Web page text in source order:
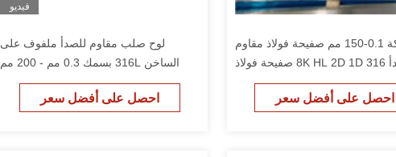
سماكة 0.1-150 مم صفيحة فولاذ مقاوم
للصدأ 8K HL 2D 1D 316 صفيحة فولاذ
مقاوم للصدأ
احصل على أفضل سعر
فيديو
لوح صلب مقاوم للصدأ ملفوف على
الساخن 316L بسمك 0.3 مم - 200 مم
احصل على أفضل سعر